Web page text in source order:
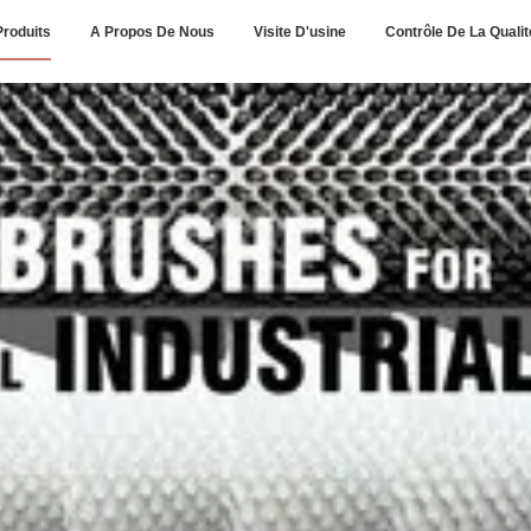
A Propos De Nous Visite D'usine Contrôle De La